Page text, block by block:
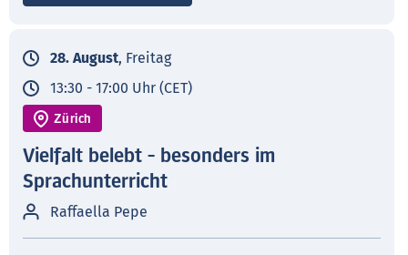
28. August, Freitag
13:30 - 17:00 Uhr (CET)
Zürich
Vielfalt belebt - besonders im
Sprachunterricht
Raffaella Pepe